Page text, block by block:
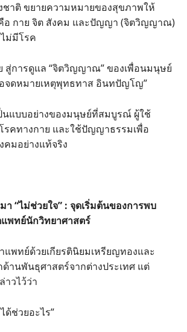
าติ ขยายความหมายของสุขภาพให้
อ กาย จิต สังคม และปัญญา (จิตวิญญาณ)
ม่มีโรค
สู่การดูแล “จิตวิญญาณ” ของเพื่อนมนุษย์
จดหมายเหตุพุทธทาส อินทปัญโญ”
นแบบอย่างของมนุษย์ที่สมบูรณ์ ผู้ใช้
รคทางกาย และใช้ปัญญาธรรมเพื่อ
คมอย่างแท้จริง
า “ไม่ช่วยใจ” : จุดเริ่มต้นของการพบ
พทย์นักวิทยาศาสตร์
แพทย์ด้วยเกียรตินิยมเหรียญทองและ
านพันธุศาสตร์จากต่างประเทศ แต่
าวไว้ว่า
ด้ช่วยอะไร”